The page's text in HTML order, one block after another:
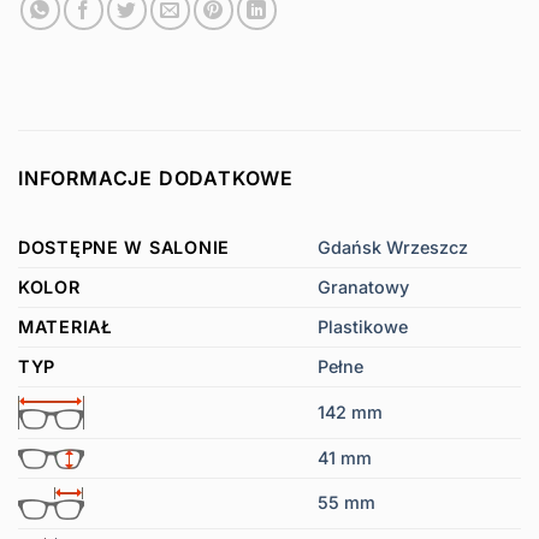
INFORMACJE DODATKOWE
DOSTĘPNE W SALONIE
Gdańsk Wrzeszcz
KOLOR
Granatowy
MATERIAŁ
Plastikowe
TYP
Pełne
142 mm
41 mm
55 mm